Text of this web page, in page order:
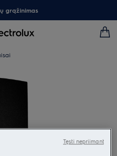
grąžinimas
Tęsti nepriimant